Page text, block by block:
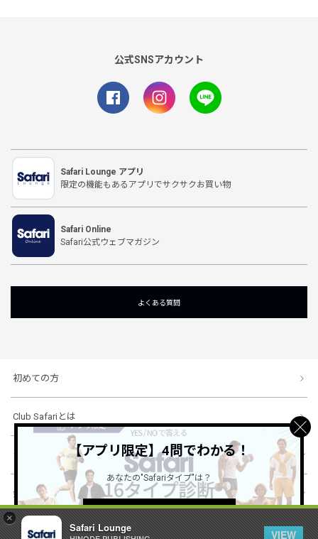
×
Safari Lounge
VIEW
公式SNSアカウント
Safari Lounge アプリ
限定の機能もあるアプリでサクサクお買い物
Safari Online
Safari公式ウェブマガジン
よくある質問
初めての方
Club Safariとは
ショッピングガイド
会社概要・規約
【アプリ限定】4問でわかる！
あなたの"Safariタイプ"は？
詳しくはこちら ＞